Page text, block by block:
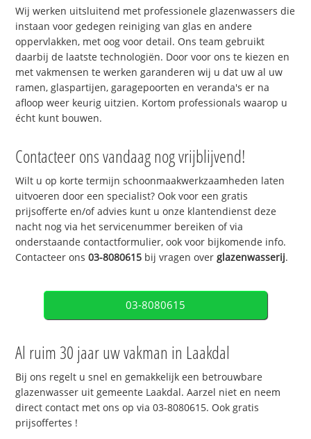
Wij werken uitsluitend met professionele glazenwassers die
instaan voor gedegen reiniging van glas en andere
oppervlakken, met oog voor detail. Ons team gebruikt
daarbij de laatste technologiën. Door voor ons te kiezen en
met vakmensen te werken garanderen wij u dat uw al uw
ramen, glaspartijen, garagepoorten en veranda's er na
afloop weer keurig uitzien. Kortom professionals waarop u
écht kunt bouwen.
Contacteer ons vandaag nog vrijblijvend!
Wilt u op korte termijn schoonmaakwerkzaamheden laten
uitvoeren door een specialist? Ook voor een gratis
prijsofferte en/of advies kunt u onze klantendienst deze
nacht nog via het servicenummer bereiken of via
onderstaande contactformulier, ook voor bijkomende info.
Contacteer ons03-8080615 bij vragen overglazenwasserij.
03-8080615
Al ruim 30 jaar uw vakman in Laakdal
Bij ons regelt u snel en gemakkelijk een betrouwbare
glazenwasser uit gemeente Laakdal. Aarzel niet en neem
direct contact met ons op via 03-8080615. Ook gratis
prijsoffertes !